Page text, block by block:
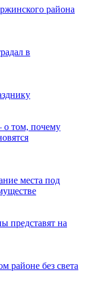
района
в
о том, почему
места под
представят на
районе без света